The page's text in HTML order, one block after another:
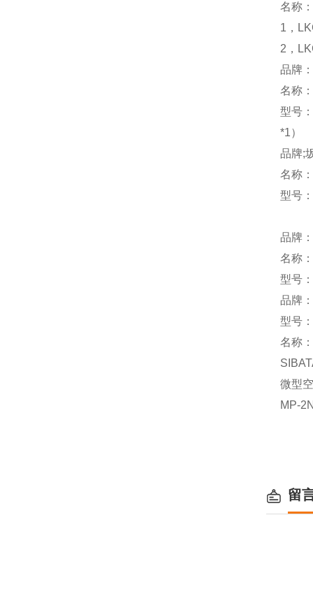
名称
1，
2，
品牌
名称
型号
*1）
品牌;
名称
型号
品牌
名称
型号
品牌
型号
名称
微型
MP-
留